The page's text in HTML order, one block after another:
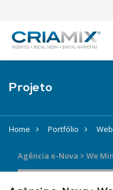
Projeto
Home Portfólio
Agência e-Nova > We